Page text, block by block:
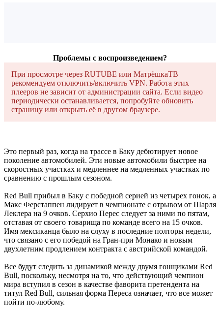
Проблемы с воспроизведением?
При просмотре через RUTUBE или МатрёшкаТВ
рекомендуем отключить/включить VPN. Работа этих
плееров не зависит от администрации сайта. Если видео
периодически останавливается, попробуйте обновить
страницу или открыть её в другом браузере.
Это первый раз, когда на трассе в Баку дебютирует новое
поколение автомобилей. Эти новые автомобили быстрее на
скоростных участках и медленнее на медленных участках по
сравнению с прошлым сезоном.
Red Bull прибыл в Баку с победной серией из четырех гонок, а
Макс Ферстаппен лидирует в чемпионате с отрывом от Шарля
Леклера на 9 очков. Серхио Перес следует за ними по пятам,
отставая от своего товарища по команде всего на 15 очков.
Имя мексиканца было на слуху в последние полторы недели,
что связано с его победой на Гран-при Монако и новым
двухлетним продлением контракта с австрийской командой.
Все будут следить за динамикой между двумя гонщиками Red
Bull, поскольку, несмотря на то, что действующий чемпион
мира вступил в сезон в качестве фаворита претендента на
титул Red Bull, сильная форма Переса означает, что все может
пойти по-любому.